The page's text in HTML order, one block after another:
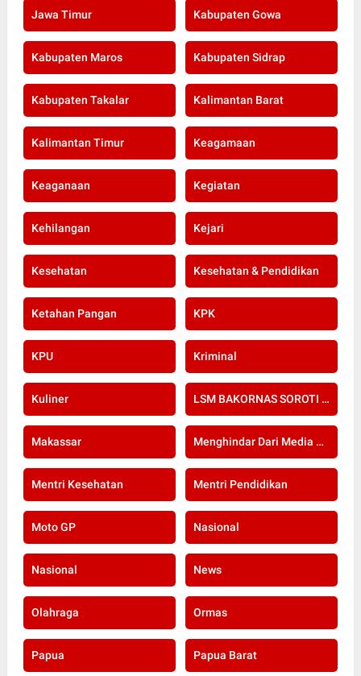
Jawa Timur Kabupaten Gowa
Kabupaten Maros Kabupaten Sidrap
Kabupaten Takalar Kalimantan Barat
Kalimantan Timur Keagamaan
Keaganaan Kegiatan
Kehilangan Kejari
Kesehatan Kesehatan & Pendidikan
Ketahan Pangan KPK
KPU Kriminal
Kuliner LSM BAKORNAS SOROTI RE-SERTIFIKASI KOMPETENSI APOTEKER YANG DI SELENGGARAKAN OLEH KOLEGIUM FARMASI
Makassar Menghindar Dari Media Setelah Terbongkar Kasus Dugaan Gratifikasi Komisioner KPU Kota Bogor
Mentri Kesehatan Mentri Pendidikan
Moto GP Nasional
Nasional News
Olahraga Ormas
Papua Papua Barat